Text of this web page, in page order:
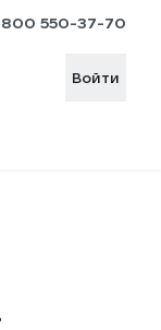
550-37-70
Войти